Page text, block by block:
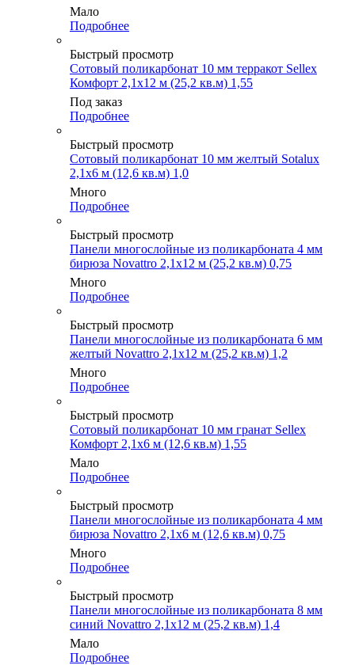
Мало
Подробнее
Быстрый просмотр
Сотовый поликарбонат 10 мм терракот Sellex
Комфорт 2,1х12 м (25,2 кв.м) 1,55
Под заказ
Подробнее
Быстрый просмотр
Сотовый поликарбонат 10 мм желтый Sotalux
2,1х6 м (12,6 кв.м) 1,0
Много
Подробнее
Быстрый просмотр
Панели многослойные из поликарбоната 4 мм
бирюза Novattro 2,1х12 м (25,2 кв.м) 0,75
Много
Подробнее
Быстрый просмотр
Панели многослойные из поликарбоната 6 мм
желтый Novattro 2,1х12 м (25,2 кв.м) 1,2
Много
Подробнее
Быстрый просмотр
Сотовый поликарбонат 10 мм гранат Sellex
Комфорт 2,1х6 м (12,6 кв.м) 1,55
Мало
Подробнее
Быстрый просмотр
Панели многослойные из поликарбоната 4 мм
бирюза Novattro 2,1х6 м (12,6 кв.м) 0,75
Много
Подробнее
Быстрый просмотр
Панели многослойные из поликарбоната 8 мм
синий Novattro 2,1х12 м (25,2 кв.м) 1,4
Мало
Подробнее